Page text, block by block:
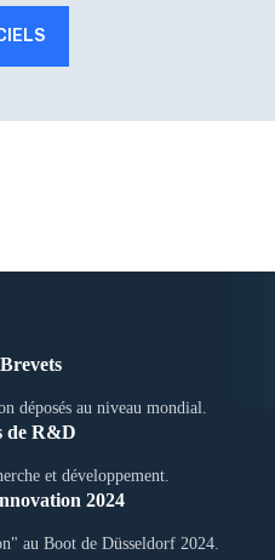
déposés au niveau mondial.
de R&D
et développement.
2024
au Boot de Düsseldorf 2024.